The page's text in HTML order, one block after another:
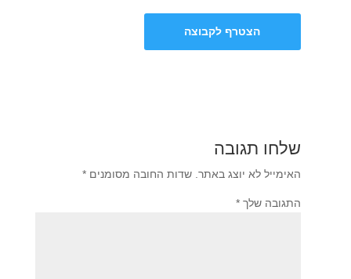
הצטרף לקבוצה
שלחו תגובה
האימייל לא יוצג באתר. שדות החובה מסומנים*
התגובה שלך*